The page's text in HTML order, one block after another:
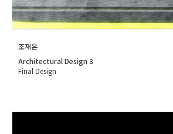
조재은
Architectural Design 3
Final Design